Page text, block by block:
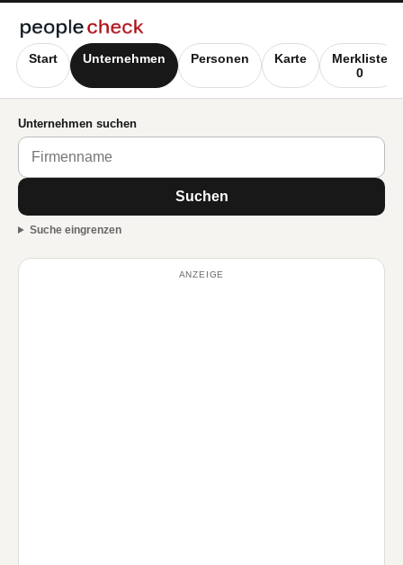
Start Unternehmen Personen Karte
Merkliste
0
Unternehmen suchen
Suchen
Suche eingrenzen
ANZEIGE